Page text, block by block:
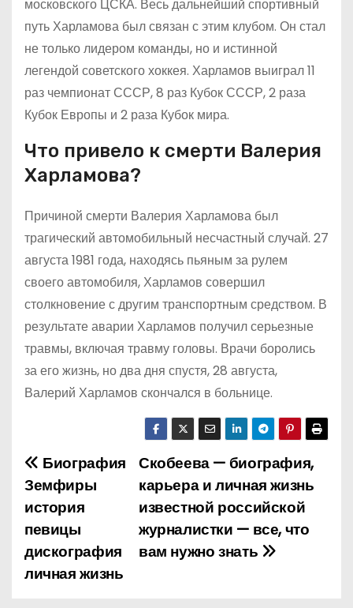
московского ЦСКА. Весь дальнейший спортивный
путь Харламова был связан с этим клубом. Он стал
не только лидером команды, но и истинной
легендой советского хоккея. Харламов выиграл 11
раз чемпионат СССР, 8 раз Кубок СССР, 2 раза
Кубок Европы и 2 раза Кубок мира.
Что привело к смерти Валерия
Харламова?
Причиной смерти Валерия Харламова был
трагический автомобильный несчастный случай. 27
августа 1981 года, находясь пьяным за рулем
своего автомобиля, Харламов совершил
столкновение с другим транспортным средством. В
результате аварии Харламов получил серьезные
травмы, включая травму головы. Врачи боролись
за его жизнь, но два дня спустя, 28 августа,
Валерий Харламов скончался в больнице.
Н
а
в
и
Скобеева — биография,
карьера и личная жизнь
известной российской
журналистки — все, что
вам нужно знать
Биография
Земфиры
история
певицы
дискография
личная жизнь